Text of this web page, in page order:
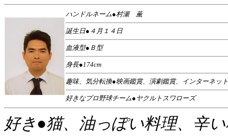
ハンドルネーム●村瀬 薫
誕生日●４月１４日
血液型●Ｂ型
身長●174cm
趣味、気分転換●映画鑑賞、演劇鑑賞、インターネッ
好きなプロ野球チーム●ヤクルトスワローズ
好き●猫、油っぽい料理、辛